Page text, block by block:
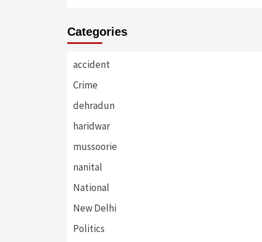
Categories
accident
Crime
dehradun
haridwar
mussoorie
nanital
National
New Delhi
Politics